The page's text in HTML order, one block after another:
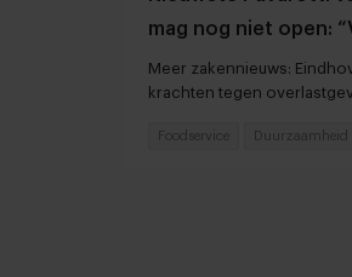
mag nog niet open:
teleurstelling"
Meer zakennieuws:
krachten tegen
Foodservice Duurzaamheid